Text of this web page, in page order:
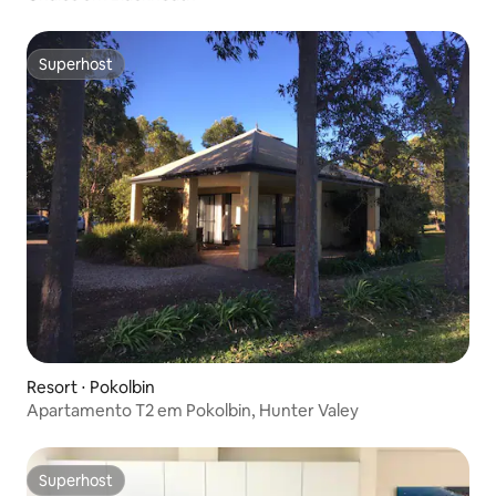
Superhost
Superhost
Resort ⋅ Pokolbin
Apartamento T2 em Pokolbin, Hunter Valey
Superhost
Superhost